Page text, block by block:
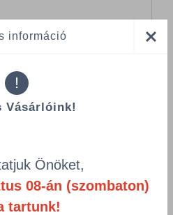
- SZŰRÉS - kattints a lenti
információ
!
Vásárlóink!
Önöket,
08-án (szombaton)
tartunk!